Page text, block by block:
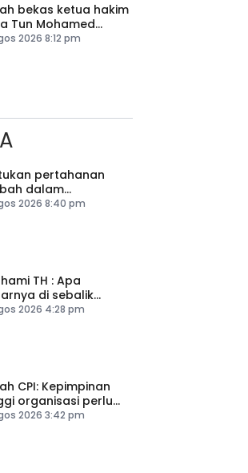
2026 Melalui Kerjasama
bekas ketua hakim
Tun Mohamed
Chin selamat
2026 8:12 pm
pertahanan
dalam
2027
2026 8:40 pm
TH : Apa
di sebalik
2026 4:28 pm
CPI: Kepimpinan
organisasi perlu
radikal
2026 3:42 pm